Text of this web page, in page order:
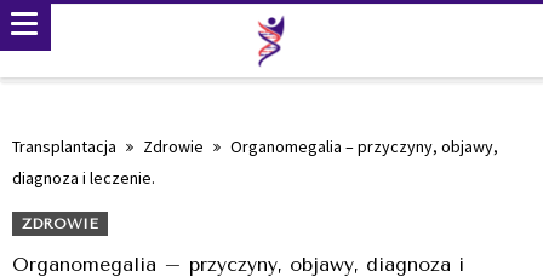
Transplantacja Zdrowie
Organomegalia – przyczyny, objawy,
diagnoza i leczenie.
ZDROWIE
Organomegalia – przyczyny, objawy, diagnoza i